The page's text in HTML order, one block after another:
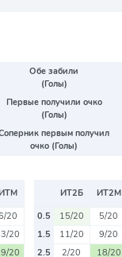
Обе забили
(Голы)
Первые получили очко
(Голы)
первым получил
очко (Голы)
20
20
20
ИТ2Б
ИТ2М
0.5
15/20
5/20
1.5
11/20
9/20
2.5
2/20
18/20